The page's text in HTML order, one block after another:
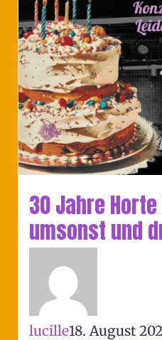
30 Jahre
umsonst und
lucille18. August